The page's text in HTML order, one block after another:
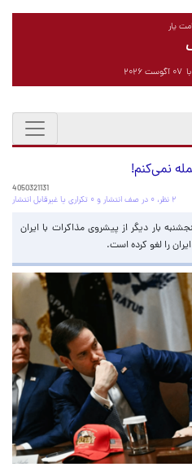
یار
نمی‌کنم!
4050321131
۲ نظر، ۰ در صف انتشار و ۰ تکراری یا غیرقابل انتشار
بار دیگر از پیشروی مذاکرات با ایران
را لغو کرده است.